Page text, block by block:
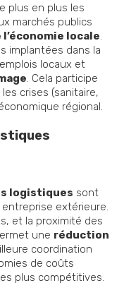
plus en plus les
marchés publics
locale.
implantées dans la
locaux et
. Cela participe
crises (sanitaire,
régional.
logistiques sont
extérieure.
et la proximité des
une réduction
coordination
de coûts
plus compétitives.